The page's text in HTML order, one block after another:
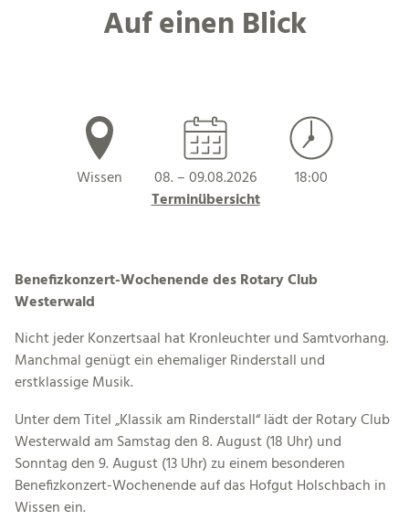
Auf einen Blick
Wissen
08. – 09.08.2026
Terminübersicht
18:00
Benefizkonzert-Wochenende des Rotary Club
Westerwald
Nicht jeder Konzertsaal hat Kronleuchter und Samtvorhang.
Manchmal genügt ein ehemaliger Rinderstall und
erstklassige Musik.
Unter dem Titel „Klassik am Rinderstall“ lädt der Rotary Club
Westerwald am Samstag den 8. August (18 Uhr) und
Sonntag den 9. August (13 Uhr) zu einem besonderen
Benefizkonzert-Wochenende auf das Hofgut Holschbach in
Wissen ein.